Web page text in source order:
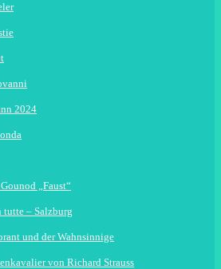
2024
„Faust“
tutte – Salzburg
und der Wahnsinnige
von Richard Strauss